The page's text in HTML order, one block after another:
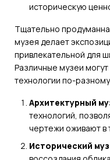
историческую
Тщательно
музея делает
привлекательной для
Различные музеи
технологии по-
Архитектурный
технологий,
чертежи оживают в
Исторический